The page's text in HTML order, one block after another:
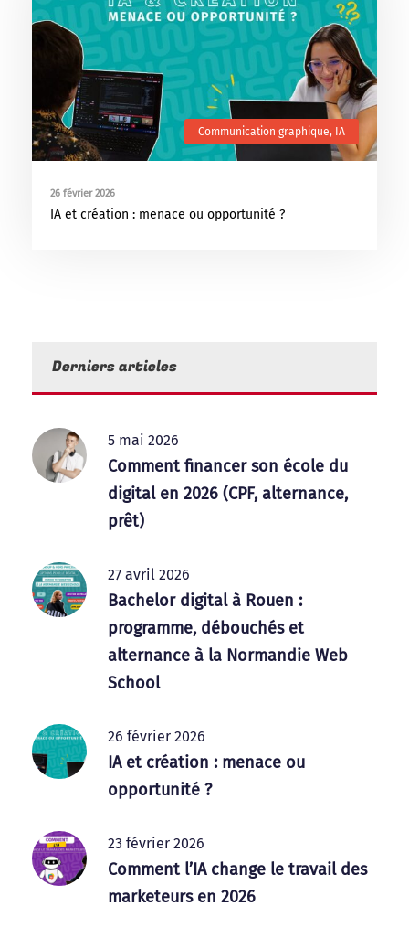
Communication graphique, IA
26 février 2026
IA et création : menace ou opportunité ?
Derniers articles
5 mai 2026
Comment financer son école du
digital en 2026 (CPF, alternance,
prêt)
27 avril 2026
Bachelor digital à Rouen :
programme, débouchés et
alternance à la Normandie Web
School
26 février 2026
IA et création : menace ou
opportunité ?
23 février 2026
Comment l’IA change le travail des
marketeurs en 2026